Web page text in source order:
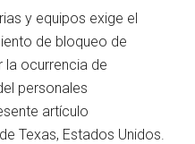
y equipos exige el
de bloqueo de
la ocurrencia de
personales
artículo
de Texas, Estados Unidos.